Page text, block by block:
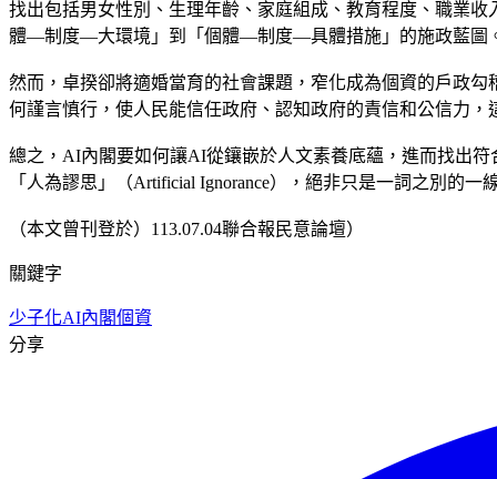
找出包括男女性別、生理年齡、家庭組成、教育程度、職業
體—制度—大環境」到「個體—制度—具體措施」的施政藍圖
然而，卓揆卻將適婚當育的社會課題，窄化成為個資的戶政
何謹言慎行，使人民能信任政府、認知政府的責信和公信力，
總之，AI內閣要如何讓AI從鑲嵌於人文素養底蘊，進而找出
「人為謬思」（Artificial Ignorance），絕非只是一詞之別的一
（本文曾刊登於）113.07.04聯合報民意論壇）
關鍵字
少子化AI內閣個資
分享